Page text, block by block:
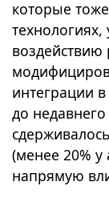
которые
воздействию
интеграции
до
(менее 20%
напрямую